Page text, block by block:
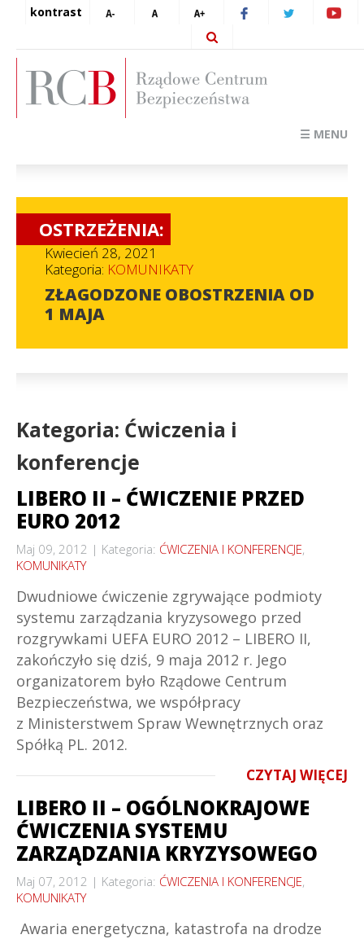
kontrast
☰ MENU
OSTRZEŻENIA:
Kwiecień 28, 2021
Kategoria: KOMUNIKATY
ZŁAGODZONE OBOSTRZENIA OD
1 MAJA
Kategoria: Ćwiczenia i
konferencje
LIBERO II – ĆWICZENIE PRZED
EURO 2012
Maj 09, 2012 Kategoria: ĆWICZENIA I KONFERENCJE,
KOMUNIKATY
Dwudniowe ćwiczenie zgrywające podmioty
systemu zarządzania kryzysowego przed
rozgrywkami UEFA EURO 2012 – LIBERO II,
zakończyło się dziś, 9 maja 2012 r. Jego
organizatorem było Rządowe Centrum
Bezpieczeństwa, we współpracy
z Ministerstwem Spraw Wewnętrznych oraz
Spółką PL. 2012.
CZYTAJ WIĘCEJ
LIBERO II – OGÓLNOKRAJOWE
ĆWICZENIA SYSTEMU
ZARZĄDZANIA KRYZYSOWEGO
Maj 07, 2012 Kategoria: ĆWICZENIA I KONFERENCJE,
KOMUNIKATY
Awaria energetyczna, katastrofa na drodze